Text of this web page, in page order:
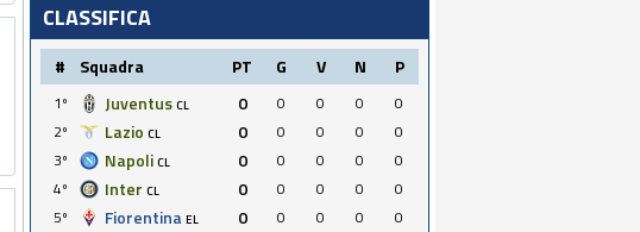
CLASSIFICA
# Squadra PT G V N P
1º Juventus CL 0 0 0 0
0
2º
Lazio CL 0 0 0 0
0
3º
Napoli CL 0 0 0 0
0
4º
Inter CL 0 0 0 0
0
5º
Fiorentina EL 0 0 0 0
0